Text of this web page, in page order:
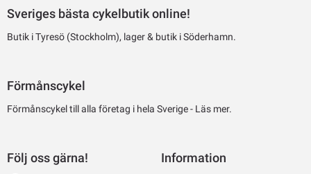
Sveriges bästa cykelbutik online!
Butik i Tyresö (Stockholm), lager & butik i Söderhamn.
Förmånscykel
Förmånscykel till alla företag i hela Sverige - Läs mer.
Följ oss gärna! Information